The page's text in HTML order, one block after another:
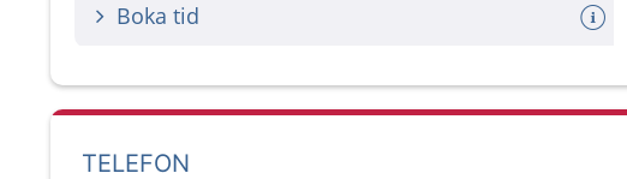
Boka tid
TELEFON